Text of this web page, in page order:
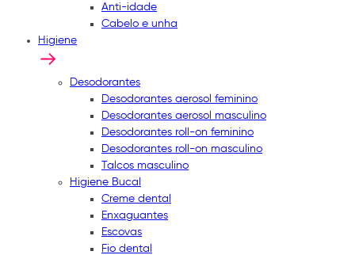
Anti-idade
Cabelo e unha
Higiene
Desodorantes
Desodorantes aerosol feminino
Desodorantes aerosol masculino
Desodorantes roll-on feminino
Desodorantes roll-on masculino
Talcos masculino
Higiene Bucal
Creme dental
Enxaguantes
Escovas
Fio dental